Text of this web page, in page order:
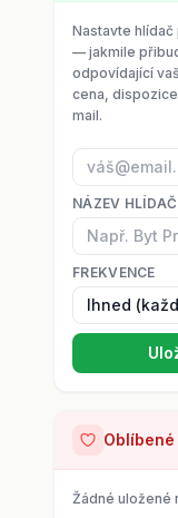
Nastavte
— jakmile
odpovídající
cena,
mail.
NÁZEV
FREKVENCE
Oblíbené
Žádné uložené